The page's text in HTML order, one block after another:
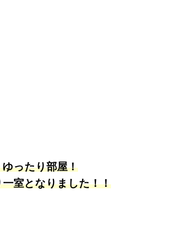
ったり部屋！
室となりました！！